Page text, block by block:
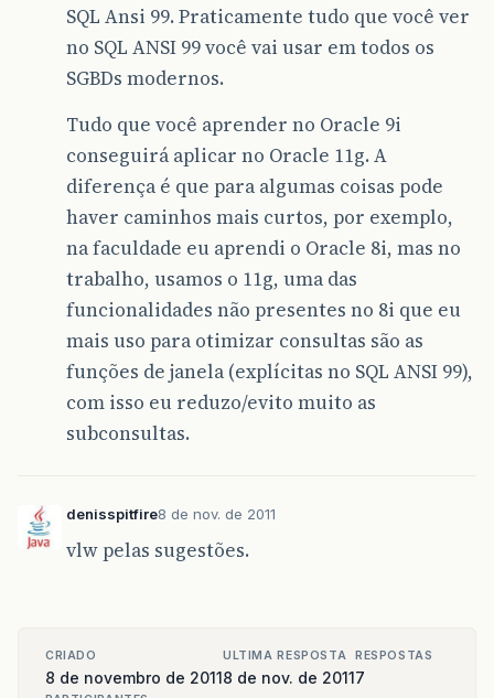
SQL Ansi 99. Praticamente tudo que você ver
no SQL ANSI 99 você vai usar em todos os
SGBDs modernos.
Tudo que você aprender no Oracle 9i
conseguirá aplicar no Oracle 11g. A
diferença é que para algumas coisas pode
haver caminhos mais curtos, por exemplo,
na faculdade eu aprendi o Oracle 8i, mas no
trabalho, usamos o 11g, uma das
funcionalidades não presentes no 8i que eu
mais uso para otimizar consultas são as
funções de janela (explícitas no SQL ANSI 99),
com isso eu reduzo/evito muito as
subconsultas.
denisspitfire8 de nov. de 2011
vlw pelas sugestões.
CRIADO
8 de novembro de 2011
ULTIMA RESPOSTA
8 de nov. de 2011
RESPOSTAS
7